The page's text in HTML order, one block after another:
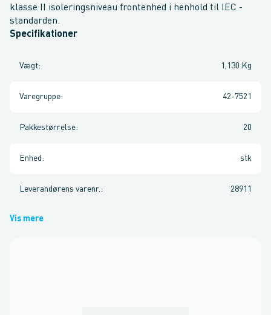
klasse II isoleringsniveau frontenhed i henhold til IEC -
standarden.
Specifikationer
Vægt: 1,130 Kg
Varegruppe: 42-7521
Pakkestørrelse: 20
Enhed : stk
Leverandørens varenr. : 28911
Vis mere